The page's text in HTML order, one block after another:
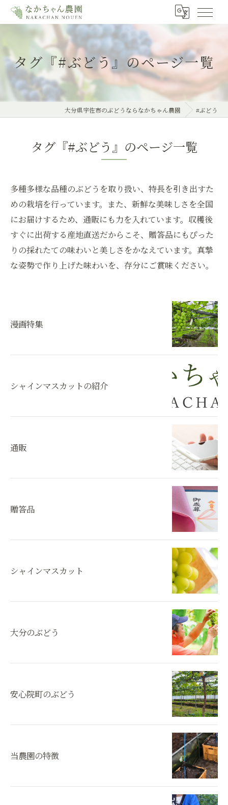
タグ『#ぶどう』のページ一覧
大分県宇佐市のぶどうならなかちゃん農園 #ぶどう
タグ『#ぶどう』のページ一覧
多種多様な品種のぶどうを取り扱い、特長を引き出すた
めの栽培を行っています。また、新鮮な美味しさを全国
にお届けするため、通販にも力を入れています。収穫後
すぐに出荷する産地直送だからこそ、贈答品にもぴった
りの採れたての味わいと美しさをかなえています。真摯
な姿勢で作り上げた味わいを、存分にご賞味ください。
漫画特集
シャインマスカットの紹介
通販
贈答品
シャインマスカット
大分のぶどう
安心院町のぶどう
当農園の特徴